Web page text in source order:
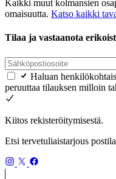
Kaikki muut kolmansien
omaisuutta. Katso kaikki
Tilaa ja vastaanota
Haluan
peruuttaa tilauksen milloin
Kiitos rekisteröitymisestä.
Etsi tervetuliaistarjous